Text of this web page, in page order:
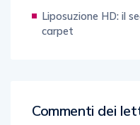
Liposuzione HD: il
carpet
Commenti dei